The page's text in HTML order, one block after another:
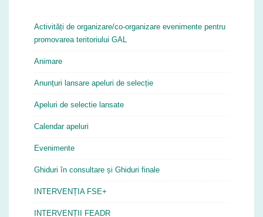
Activități de organizare/co-organizare evenimente pentru
promovarea teritoriului GAL
Animare
Anunțuri lansare apeluri de selecție
Apeluri de selectie lansate
Calendar apeluri
Evenimente
Ghiduri în consultare și Ghiduri finale
INTERVENȚIA FSE+
INTERVENȚII FEADR